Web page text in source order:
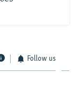
Follow us